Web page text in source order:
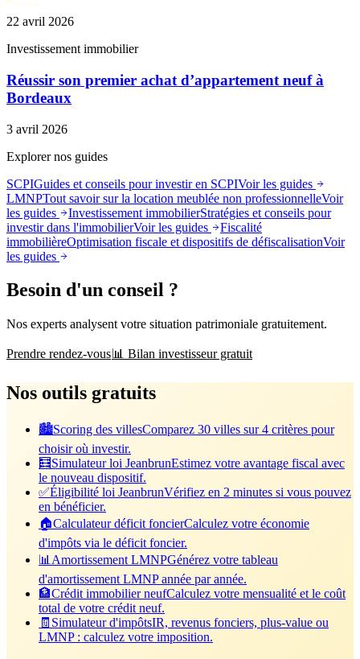
22 avril 2026
Investissement immobilier
Réussir son premier achat d’appartement neuf à
Bordeaux
3 avril 2026
Explorer nos guides
SCPIGuides et conseils pour investir en SCPIVoir les guides
LMNPTout savoir sur la location meublée non professionnelleVoir
les guides
Investissement immobilierStratégies et conseils pour
investir dans l'immobilierVoir les guides
Fiscalité
immobilièreOptimisation fiscale et dispositifs de défiscalisationVoir
les guides
Besoin d'un conseil ?
Nos experts analysent votre situation patrimoniale gratuitement.
Prendre rendez-vous📊 Bilan investisseur gratuit
Nos outils gratuits
🏙️Scoring des villesComparez 30 villes sur 4 critères pour
choisir où investir.
🧮Simulateur loi JeanbrunEstimez votre avantage fiscal avec
le nouveau dispositif.
✅Éligibilité loi JeanbrunVérifiez en 2 minutes si vous pouvez
en bénéficier.
🏠Calculateur déficit foncierCalculez votre économie
d'impôts via le déficit foncier.
📊 Amortissement LMNPGénérez votre tableau
d'amortissement LMNP année par année.
🏦Crédit immobilier neufCalculez votre mensualité et le coût
total de votre crédit neuf.
🧾 Simulateur d'impôtsIR, revenus fonciers, plus-value ou
LMNP : calculez votre imposition.